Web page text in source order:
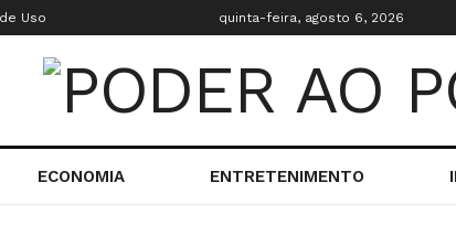
Uso quinta-feira, agosto 6, 2026
ECONOMIA ENTRETENIMENTO